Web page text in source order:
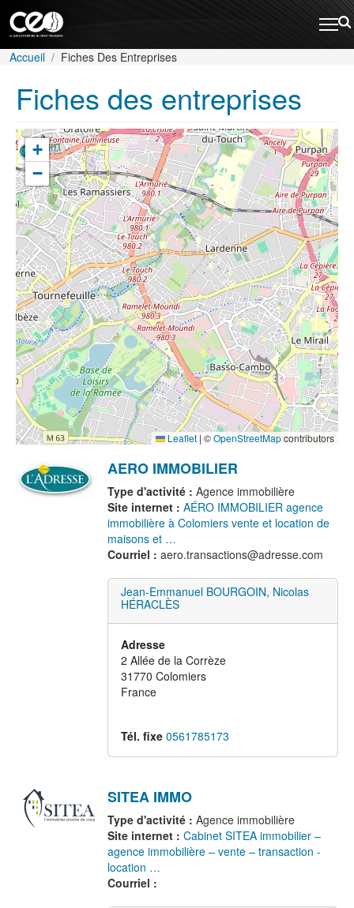
Aller au contenu principal
Fil d'Ariane
Accueil Fiches Des Entreprises
Fiches des entreprises
+
−
Leaflet | ©OpenStreetMapcontributors
AERO IMMOBILIER
Type d'activité : Agence immobilière
Site internet : AÉRO IMMOBILIER agence
immobilière à Colomiers vente et location de
maisons et …
Courriel : aero.transactions@adresse.com
Jean-Emmanuel BOURGOIN, Nicolas
HÉRACLÈS
Adresse
2 Allée de la Corrèze
31770 Colomiers
France
Tél. fixe 0561785173
SITEA IMMO
Type d'activité : Agence immobilière
Site internet : Cabinet SITEA immobilier –
agence immobilière – vente – transaction -
location …
Courriel :